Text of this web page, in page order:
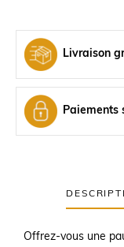
Livraison
Paiements
Offrez-vous une